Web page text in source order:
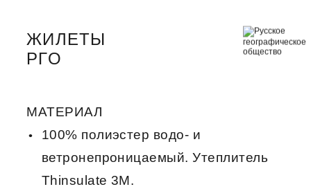
ЖИЛЕТЫ
РГО
МАТЕРИАЛ
100% полиэстер водо- и
ветронепроницаемый. Утеплитель
Thinsulate 3M.